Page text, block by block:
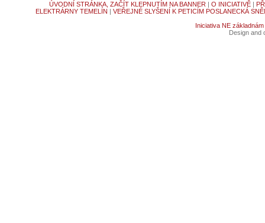
ÚVODNÍ STRÁNKA, ZAČÍT KLEPNUTÍM NA BANNER | O INICIATIVĚ|
ELEKTRÁRNY TEMELÍN | VEŘEJNÉ SLYŠENÍ K PETICÍM POSLANECKÁ
Iniciativa NE základnám
Design and